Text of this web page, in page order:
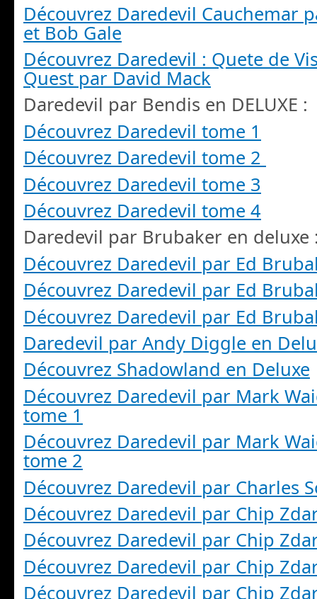
Découvrez Daredevil Cauchemar
et Bob Gale
Découvrez Daredevil : Quete de
Quest par David Mack
Daredevil par Bendis en DELUXE :
Découvrez Daredevil tome 1
Découvrez Daredevil tome 2
Découvrez Daredevil tome 3
Découvrez Daredevil tome 4
Daredevil par Brubaker en deluxe
Découvrez Daredevil par Ed
Découvrez Daredevil par Ed
Découvrez Daredevil par Ed
Daredevil par Andy Diggle en
Découvrez Shadowland en Deluxe
Découvrez Daredevil par Mark
tome 1
Découvrez Daredevil par Mark
tome 2
Découvrez Daredevil par Charles
Découvrez Daredevil par Chip
Découvrez Daredevil par Chip
Découvrez Daredevil par Chip
Découvrez Daredevil par Chip